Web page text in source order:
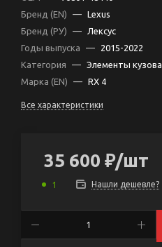
Бренд (EN)
— Lexus
Бренд (РУ)
— Лексус
Годы выпуска
—
2015-2022
Категория
— Элементы кузова
Марка (EN)
— RX 4
Все характеристики
35 600 ₽/шт
1 Нашли дешевле?